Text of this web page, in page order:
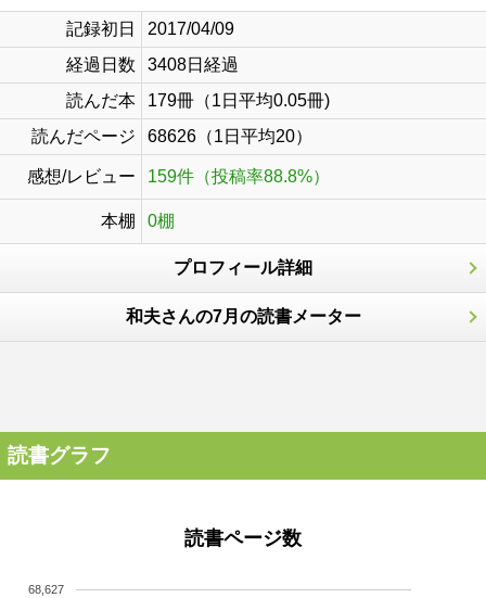
記録初日
2017/04/09
経過日数
3408日経過
読んだ本
179冊（1日平均0.05冊)
読んだページ
68626（1日平均20）
感想/レビュー 159件（投稿率88.8%）
本棚 0棚
プロフィール詳細
和夫さんの7月の読書メーター
読書グラフ
読書ページ数
68,627